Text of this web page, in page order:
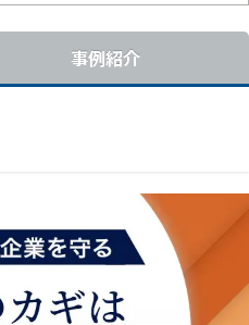
事例紹介